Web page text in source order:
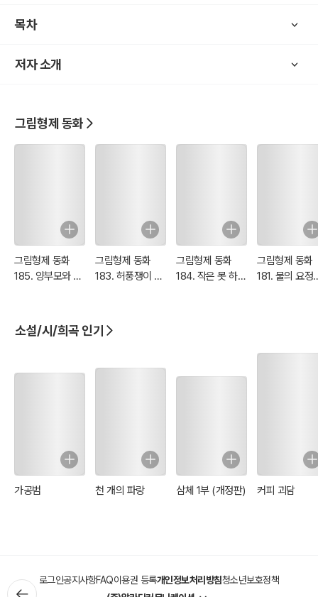
부적한 묘사를 삭제하고 재구성하여 보여주고 있다.
년 전의 원작 '그림 동화'와 내용 및 이야기 구조에 거리가 있다.
타지' 등이 그대로 2차 한글, 영어 번역본을 수록했다.
목차
저자 소개
그림형제 동화
그림형제 동화
185. 양부모와 양
그림형제 동화
183. 허풍쟁이 재
그림형제 동화
184. 작은 못 하나
그림형제 동화
181. 물의 요정
소설/시/희곡 인기
가공범 천 개의 파랑 삼체 1부 (개정판) 커피 괴담
로그인공지사항FAQ이용권 등록개인정보처리방침청소년보호정책